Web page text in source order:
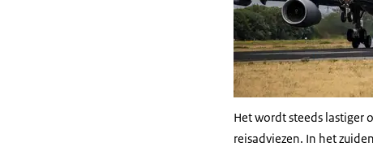
Het wordt steeds lastiger
reisadviezen. In het